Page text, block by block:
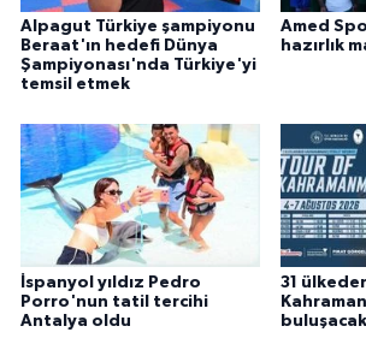
Alpagut Türkiye şampiyonu
Beraat'ın hedefi Dünya
Şampiyonası'nda Türkiye'yi
temsil etmek
Amed
hazırlık
İspanyol yıldız Pedro
Porro'nun tatil tercihi
Antalya oldu
31
buluşacak